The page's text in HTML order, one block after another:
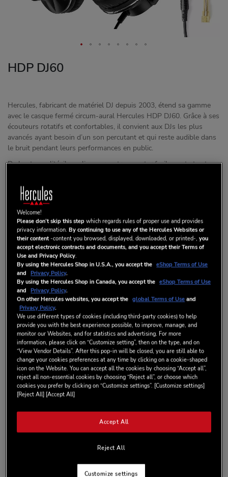
HDP DJ60
Hercules, fabricant de matériel DJ depuis 2003, étend sa gamme
avec le casque fermé circum-aural Hercules HDP DJ60. Grâce à ses
écouteurs rotatifs et confortables, il convient aux DJs les plus
avancés ayant besoin d’un son percutant et qui reste audible dans
le bruit pendant leurs performances en public.
De haute qualité, il se plie pour se transporter facilement et est
types d’appareils. Les drivers perfectionnés produisent un signal
audio précis couvrant la totalité du spectre sonore.
Son design original, avec les oreillettes rappelant celui des
jogwheels, séduira tant le DJ débutant voulant investir dans un
casque de qualité professionnelle que le DJ avancé mixant en
public. Plus isolant, plus confortable et avec ses drivers
perfectionnés, il restitue une bande passante supérieure à son petit
frère le Hercules HDP DJ45.
59,99 €
AJOUTER AU PANIER
Ajouter aux favoris
Soyez le premier à commenter ce produit
EN STOCK
DÉTAILS
Welcome!
Please don’t skip this stepwhich regards rules of proper use and provides
privacy information.By continuing to use any of the Hercules Websites or
their content-content you browsed, displayed, downloaded, or printed-,you
accept electronic contracts and documents, and you accept their Terms of
Use and Privacy Policy.
By using the Hercules Shop in U.S.A., you accept the eShop Terms of Use
and Privacy Policy.
By using the Hercules Shop in Canada, you accept the eShop Terms of Use
and Privacy Policy.
On other Hercules websites, you accept the global Terms of Useand
Privacy Policy.
We use different types of cookies (including third-party cookies) to help
provide you with the best experience possible, to improve, manage, and
monitor our Websites, and for statistics and advertising. For more
information, please click on “Customize setting”, then on the type, and on
“View Vendor Details”. After this pop-in will be closed, you are still able to
change your cookies preferences at any time by clicking on a cookie-shaped
icon on the Website. You can accept all the cookies by choosing “Accept all”,
reject all non-essential cookies by choosing “Reject all”, or choose which
cookies you prefer by clicking on “Customize settings”. [Customize settings]
[Reject All] [Accept All]
Reject All
Accept All
Customize settings